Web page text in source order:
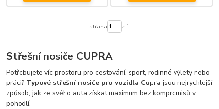
strana z 1
Střešní nosiče CUPRA
Potřebujete víc prostoru pro cestování, sport, rodinné výlety nebo
práci? Typové střešní nosiče pro vozidla Cuprajsou nejrychlejší
způsob, jak ze svého auta získat maximum bez kompromisů v
pohodlí.